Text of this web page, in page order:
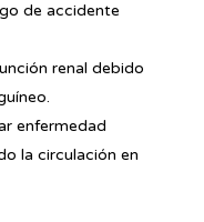
de accidente
renal debido
enfermedad
la circulación en